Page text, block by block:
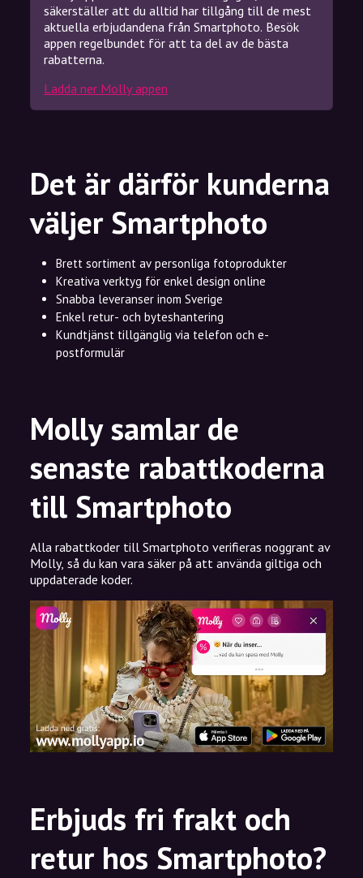
säkerställer att du alltid har tillgång till de mest
aktuella erbjudandena från Smartphoto. Besök
appen regelbundet för att ta del av de bästa
rabatterna.
Ladda ner Molly appen
Det är därför kunderna
väljer Smartphoto
Brett sortiment av personliga fotoprodukter
Kreativa verktyg för enkel design online
Snabba leveranser inom Sverige
Enkel retur- och byteshantering
Kundtjänst tillgänglig via telefon och e-
postformulär
Molly samlar de
senaste rabattkoderna
till Smartphoto
Alla rabattkoder till Smartphoto verifieras noggrant av
Molly, så du kan vara säker på att använda giltiga och
uppdaterade koder.
Erbjuds fri frakt och
retur hos Smartphoto?